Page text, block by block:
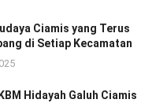
Ciamis yang Terus
di Setiap Kecamatan
Hidayah Galuh Ciamis